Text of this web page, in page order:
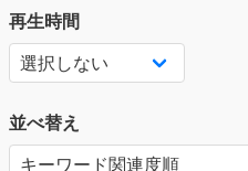
再生時間
並べ替え